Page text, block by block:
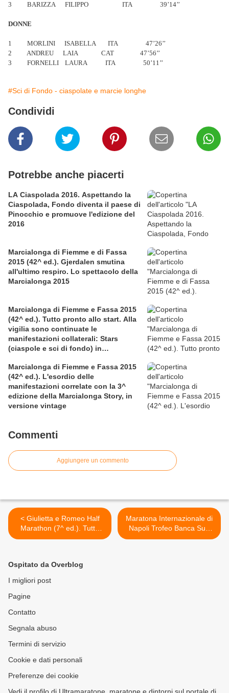
3 BARIZZA FILIPPO ITA 39’14’’
DONNE
1 MORLINI ISABELLA ITA 47’26’’
2 ANDREU LAIA CAT 47’56’’
3 FORNELLI LAURA ITA 50’11’’
#Sci di Fondo - ciaspolate e marcie longhe
Condividi
Potrebbe anche piacerti
LA Ciaspolada 2016. Aspettando la
Ciaspolada, Fondo diventa il paese di
Pinocchio e promuove l'edizione del
2016
Marcialonga di Fiemme e di Fassa
2015 (42^ ed.). Gjerdalen smutina
all'ultimo respiro. Lo spettacolo della
Marcialonga 2015
Marcialonga di Fiemme e Fassa 2015
(42^ ed.). Tutto pronto allo start. Alla
vigilia sono continuate le
manifestazioni collaterali: Stars
(ciaspole e sci di fondo) in
Young
Marcialonga di Fiemme e Fassa 2015
(42^ ed.). L'esordio delle
manifestazioni correlate con la 3^
edizione della Marcialonga Story, in
versione vintage
Commenti
Aggiungere un commento
< Giulietta e Romeo Half
Marathon (7^ ed.). Tutto
pronto allo start. Il Sindaco
e bravura per Verona
Maratona Internazionale di
Napoli Trofeo Banca Sud
2014 (16^ ed.). Tutto pronto
Ospitato da Overblog
I migliori post
Pagine
Contatto
Segnala abuso
Termini di servizio
Cookie e dati personali
Preferenze dei cookie